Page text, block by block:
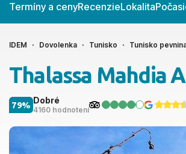
Termíny a cenyRecenzieLokalita
IDEM Dovolenka Tunisko Tunisko
Thalassa Mahdia
Dobré
4160 hodnotení
79%